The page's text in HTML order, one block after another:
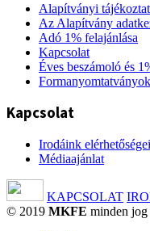
Alapítványi
Az Alapítvány
Adó 1% felajánlása
Kapcsolat
Éves beszámoló és
Formanyomtatványok
Kapcsolat
Irodáink elérhetőségei
Médiaajánlat
KAPCSOLAT
© 2019 MKFE minden jog